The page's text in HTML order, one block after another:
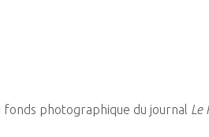
fonds photographique du journal Le